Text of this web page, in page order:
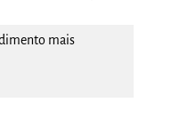
mais